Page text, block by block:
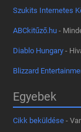
Szukits Internetes
ABCkitűző.hu -
Diablo Hungary -
Blizzard
Egyebek
Cikk beküldése -